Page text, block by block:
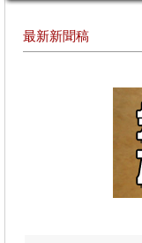
最新新聞稿